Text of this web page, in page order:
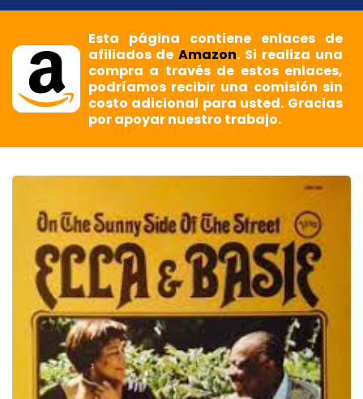
Esta página contiene enlaces de
afiliados deAmazon. Si realiza una
compra a través de estos enlaces,
podríamos recibir una comisión sin
costo adicional para usted. Gracias
por apoyar nuestro trabajo.